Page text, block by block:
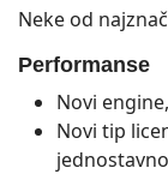
Neke od
Performanse
Novi
Novi tip